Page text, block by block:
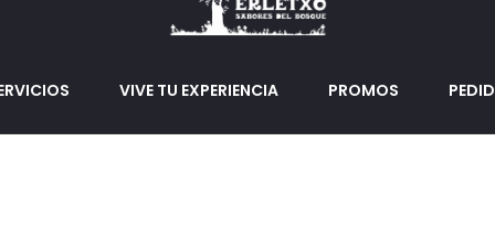
VIVE TU EXPERIENCIA PROMOS